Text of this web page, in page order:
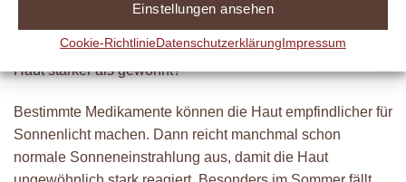
Einstellungen ansehen
Cookie-RichtlinieDatenschutzerklärungImpressum
Sie sind nur kurz in der Sonne – und plötzlich reagiert Ihre
Haut stärker als gewohnt?
Bestimmte Medikamente können die Haut empfindlicher für
Sonnenlicht machen. Dann reicht manchmal schon
normale Sonneneinstrahlung aus, damit die Haut